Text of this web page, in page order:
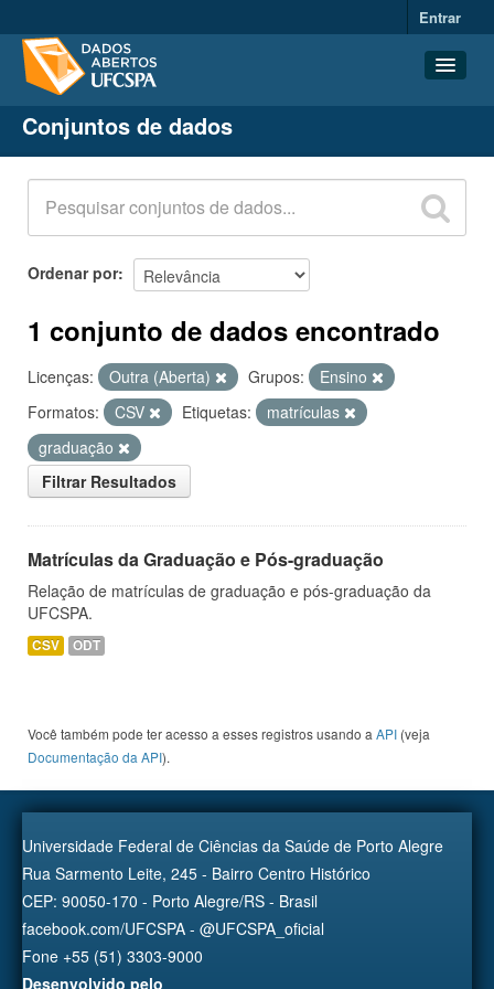
Entrar
Conjuntos de dados
Organizações
Grupos
Sobre
Conjuntos de dados
Ordenar por
1 conjunto de dados encontrado
Licenças: Outra (Aberta) Grupos:
Ensino
Formatos:
CSV Etiquetas:
matrículas
graduação
Filtrar Resultados
Matrículas da Graduação e Pós-graduação
Relação de matrículas de graduação e pós-graduação da
UFCSPA.
CSV ODT
Você também pode ter acesso a esses registros usando a API (veja
Documentação da API).
Universidade Federal de Ciências da Saúde de Porto Alegre
Rua Sarmento Leite, 245 - Bairro Centro Histórico
CEP: 90050-170 - Porto Alegre/RS - Brasil
facebook.com/UFCSPA - @UFCSPA_oficial
Fone +55 (51) 3303-9000
Desenvolvido pelo